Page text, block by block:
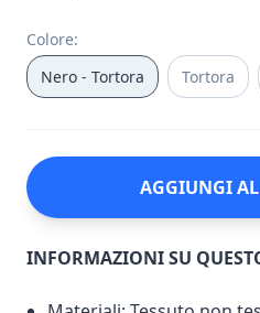
Colore:
Nero - Tortora
Tortora
AGGIUNGI
INFORMAZIONI SU